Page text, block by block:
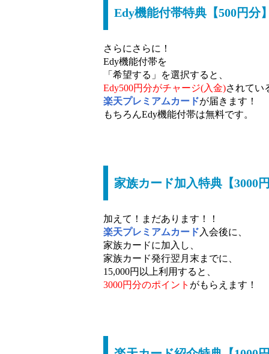
Edy機能付帯特典【500円分
さらにさらに！
Edy機能付帯を
「希望する」を選択すると、
Edy500円分がチャージ(入金)されてい
楽天プレミアムカードが届きます！
もちろんEdy機能付帯は無料です。
家族カード加入特典【3000
加えて！まだあります！！
楽天プレミアムカード 入会後に、
家族カードに加入し、
家族カード発行翌月末までに、
15,000円以上利用すると、
3000円分のポイント がもらえます！